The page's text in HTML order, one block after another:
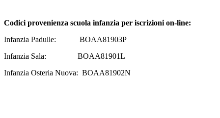
Codici provenienza scuola infanzia per iscrizioni on-line:
Infanzia Padulle: BOAA81903P
Infanzia Sala: BOAA81901L
Infanzia Osteria Nuova: BOAA81902N